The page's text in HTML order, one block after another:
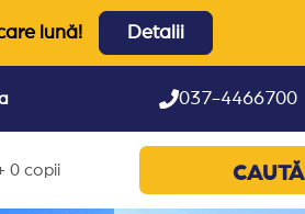
lună! Detalii
037-4466700
0 copii CAUTĂ